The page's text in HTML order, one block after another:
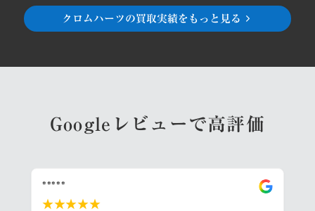
クロムハーツの買取実績をもっと見る
Googleレビューで高評価
*****
★★★★★